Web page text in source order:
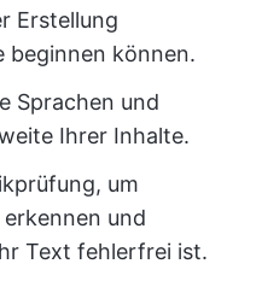
Erstellung
beginnen können.
Sprachen und
Ihrer Inhalte.
um
und
Text fehlerfrei ist.